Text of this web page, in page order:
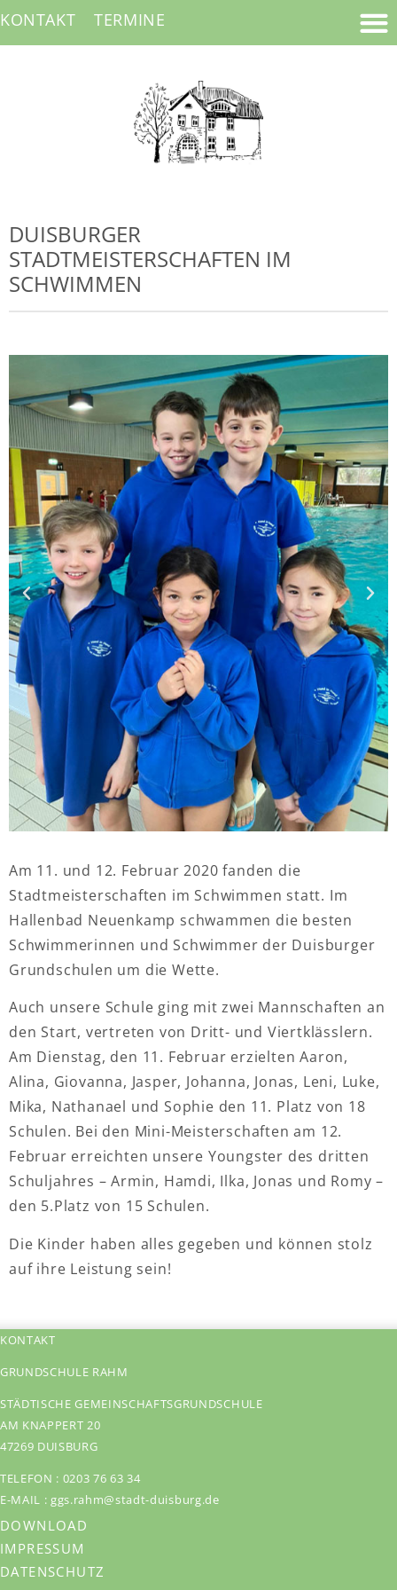
KONTAKT TERMINE
DUISBURGER
STADTMEISTERSCHAFTEN IM
SCHWIMMEN
Am 11. und 12. Februar 2020 fanden die
Stadtmeisterschaften im Schwimmen statt. Im
Hallenbad Neuenkamp schwammen die besten
Schwimmerinnen und Schwimmer der Duisburger
Grundschulen um die Wette.
Auch unsere Schule ging mit zwei Mannschaften an
den Start, vertreten von Dritt- und Viertklässlern.
Am Dienstag, den 11. Februar erzielten Aaron,
Alina, Giovanna, Jasper, Johanna, Jonas, Leni, Luke,
Mika, Nathanael und Sophie den 11. Platz von 18
Schulen. Bei den Mini-Meisterschaften am 12.
Februar erreichten unsere Youngster des dritten
Schuljahres – Armin, Hamdi, Ilka, Jonas und Romy –
den 5.Platz von 15 Schulen.
Die Kinder haben alles gegeben und können stolz
auf ihre Leistung sein!
KONTAKT
GRUNDSCHULE RAHM
STÄDTISCHE GEMEINSCHAFTSGRUNDSCHULE
AM KNAPPERT 20
47269 DUISBURG
TELEFON : 0203 76 63 34
E-MAIL :ggs.rahm@stadt-duisburg.de
DOWNLOAD
IMPRESSUM
DATENSCHUTZ